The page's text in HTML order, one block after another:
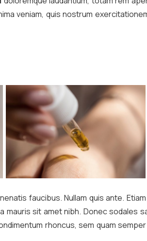
veniam, quis nostrum
faucibus. Nullam quis ante.
sit amet nibh. Donec sodales
rhoncus, sem quam